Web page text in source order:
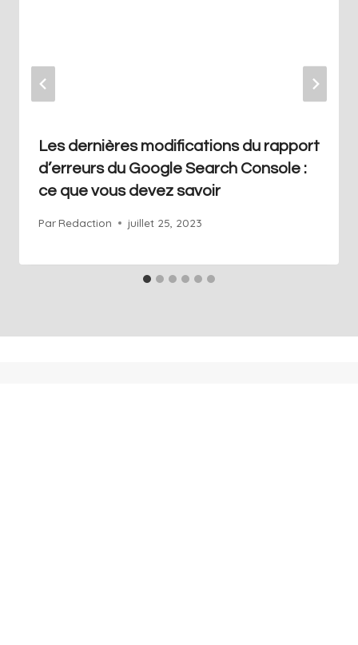
Les dernières modifications du rapport
d’erreurs du Google Search Console :
ce que vous devez savoir
Par Redaction juillet 25, 2023